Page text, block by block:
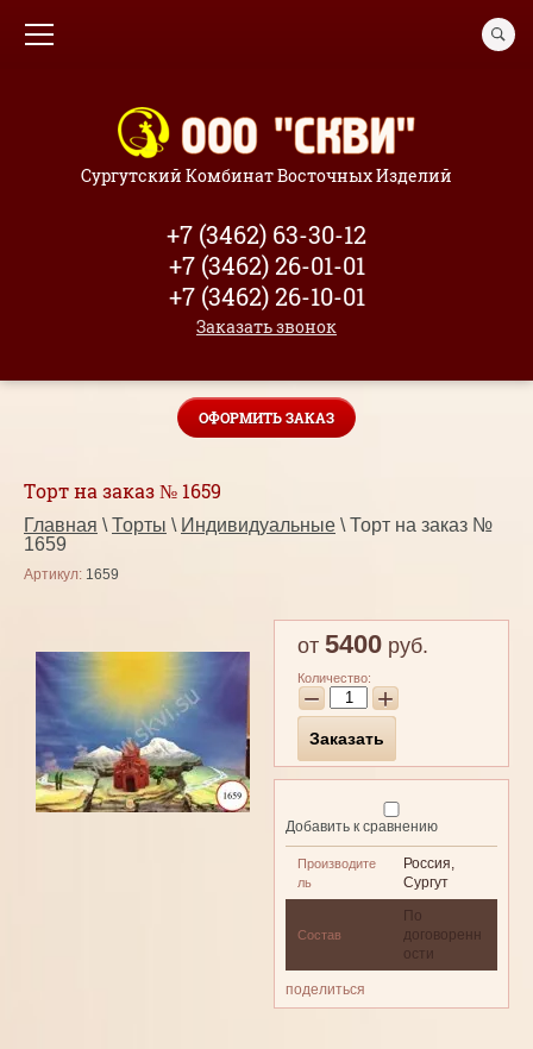
Сургутский Комбинат Восточных Изделий
+7 (3462) 63-30-12
+7 (3462) 26-01-01
+7 (3462) 26-10-01
Заказать звонок
ОФОРМИТЬ ЗАКАЗ
Торт на заказ № 1659
Главная \ Торты \ Индивидуальные \ Торт на заказ №
1659
Артикул: 1659
от 5400 руб.
Количество:
− +
Заказать
Добавить к сравнению
Производите
ль
Россия,
Сургут
Состав
По
договоренн
ости
поделиться